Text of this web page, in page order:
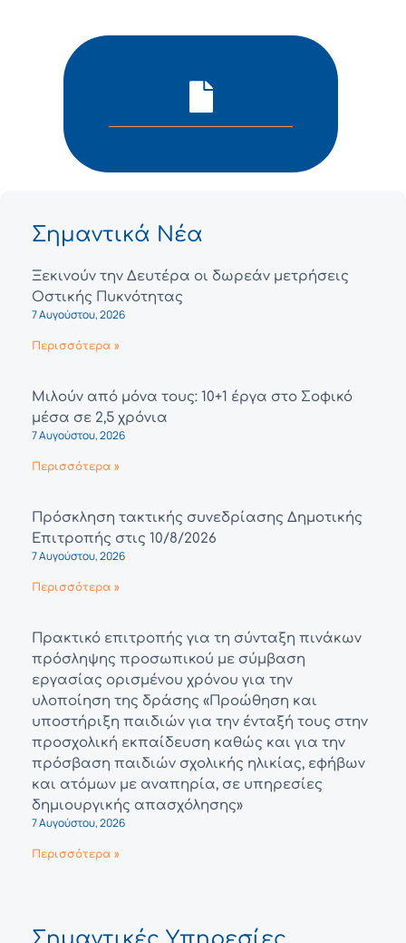
Σημαντικά Νέα
Ξεκινούν την Δευτέρα οι δωρεάν μετρήσεις
Οστικής Πυκνότητας
7 Αυγούστου, 2026
Περισσότερα »
Μιλούν από μόνα τους: 10+1 έργα στο Σοφικό
μέσα σε 2,5 χρόνια
7 Αυγούστου, 2026
Περισσότερα »
Πρόσκληση τακτικής συνεδρίασης Δημοτικής
Επιτροπής στις 10/8/2026
7 Αυγούστου, 2026
Περισσότερα »
Πρακτικό επιτροπής για τη σύνταξη πινάκων
πρόσληψης προσωπικού με σύμβαση
εργασίας ορισμένου χρόνου για την
υλοποίηση της δράσης «Προώθηση και
υποστήριξη παιδιών για την ένταξή τους στην
προσχολική εκπαίδευση καθώς και για την
πρόσβαση παιδιών σχολικής ηλικίας, εφήβων
και ατόμων με αναπηρία, σε υπηρεσίες
δημιουργικής απασχόλησης»
7 Αυγούστου, 2026
Περισσότερα »